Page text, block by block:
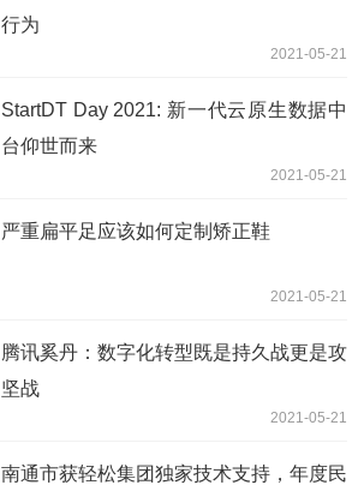
行为
2021-05-21
StartDT Day 2021: 新一代云原生数据中
台仰世而来
2021-05-21
严重扁平足应该如何定制矫正鞋
2021-05-21
腾讯奚丹：数字化转型既是持久战更是攻
坚战
2021-05-21
南通市获轻松集团独家技术支持，年度民